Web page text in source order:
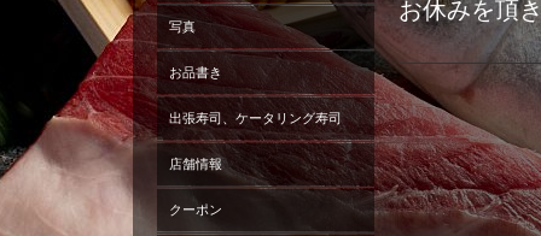
お休みを頂
写真
お品書き
出張寿司、ケータリング寿司
店舗情報
クーポン